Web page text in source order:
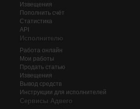
Извещения
Пополнить счёт
Статистика
API
Исполнителю
Работа онлайн
Мои работы
Продать статью
Извещения
Вывод средств
Инструкции для исполнителей
Сервисы Адвего